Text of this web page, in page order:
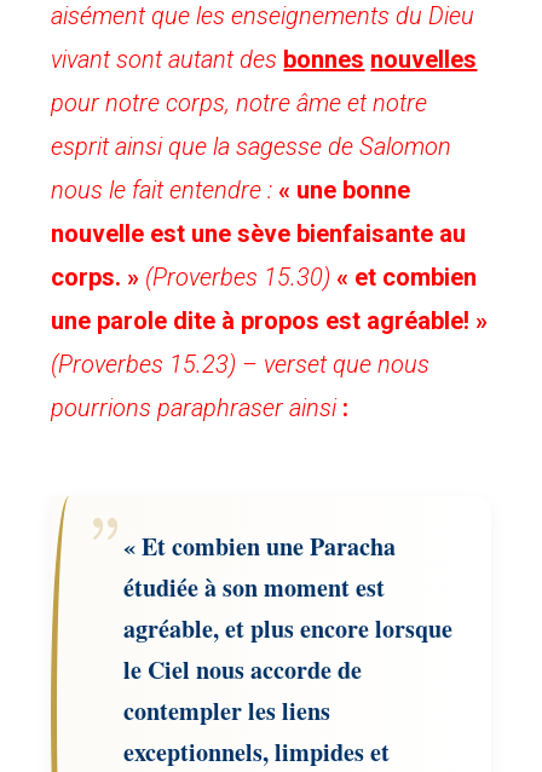
aisément que les enseignements du Dieu
vivant sont autant des bonnes nouvelles
pour notre corps, notre âme et notre
esprit ainsi que la sagesse de Salomon
nous le fait entendre :« une bonne
nouvelle est une sève bienfaisante au
corps. » (Proverbes 15.30) « et combien
une parole dite à propos est agréable! »
(Proverbes 15.23) – verset que nous
pourrions paraphraser ainsi:
« Et combien une Paracha
étudiée à son moment est
agréable, et plus encore lorsque
le Ciel nous accorde de
contempler les liens
exceptionnels, limpides et